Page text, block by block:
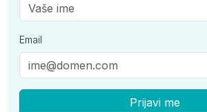
Email
Prijavi me